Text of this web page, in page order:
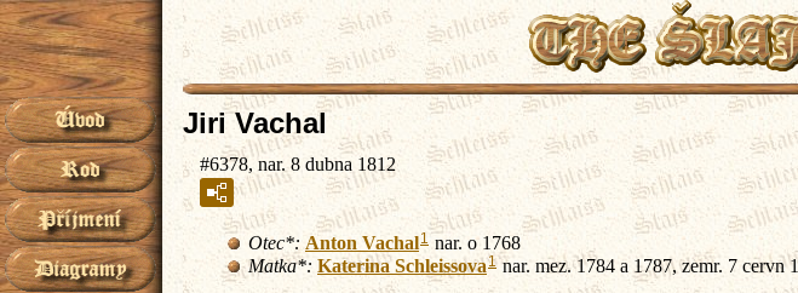
Jiri Vachal
#6378, nar. 8 dubna 1812
Otec*: Anton Vachal1 nar. o 1768
Matka*: Katerina Schleissova1nar. mez. 1784 a 1787, zemr. 7 cervn